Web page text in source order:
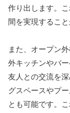
作り出します。
間を実現すること
また、オープン
外キッチンやバ
友人との交流を
グスペースやプ
とも可能です。